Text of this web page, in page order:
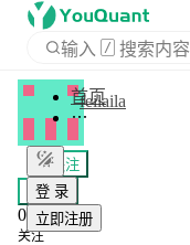
输入 / 搜索内容
首页
APP
登 录
立即注册
feilaila
+ 关注
私信
0
关注